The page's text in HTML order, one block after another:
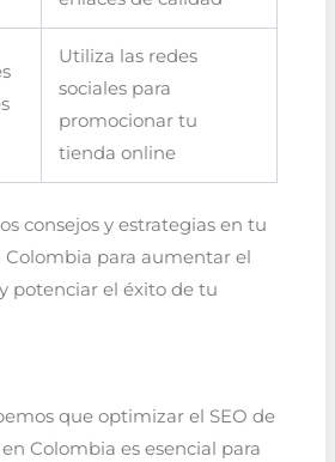
Utiliza las redes
sociales para
promocionar tu
tienda online
consejos y estrategias en tu
para aumentar el
potenciar el éxito de tu
que optimizar el SEO de
Colombia es esencial para